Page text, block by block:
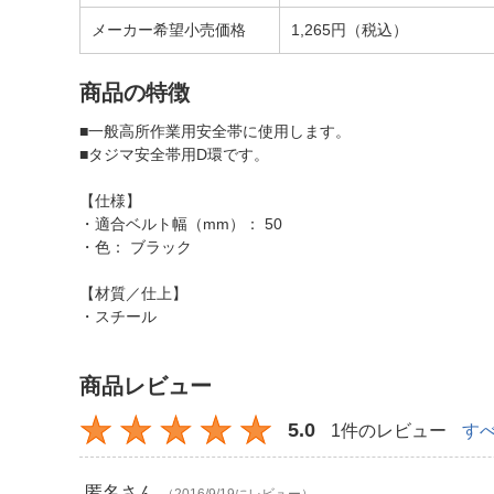
メーカー希望小売価格 1,265円（税込）
商品の特徴
■一般高所作業用安全帯に使用します。
■タジマ安全帯用D環です。
【仕様】
・適合ベルト幅（mm）： 50
・色： ブラック
【材質／仕上】
・スチール
商品レビュー
5.0 1件のレビュー す